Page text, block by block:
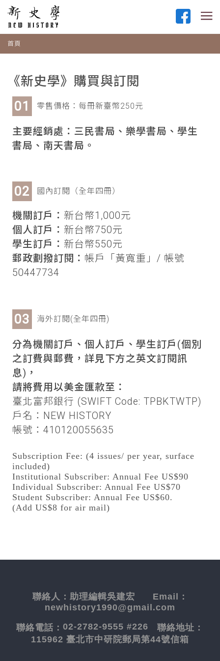
首頁
《新史學》購買與訂閱
零售價格：每冊新臺幣250元
主要經銷處：三民書局、樂學書局、學生
書局、南天書局。
國內訂閱（全年四冊）
機關訂戶： 新台幣1,000元
個人訂戶： 新台幣750元
學生訂戶： 新台幣550元
郵政劃撥訂閱： 帳戶「黃寬重」/ 帳號
50447734
海外訂閱(全年四冊)
分為機關訂戶、個人訂戶、學生訂戶(個別
之訂費與郵費，詳見下方之英文訂閱訊
息)，
請將費用以美金匯款至：
臺北富邦銀行 (SWIFT Code: TPBKTWTP)
戶名：NEW HISTORY
帳號：410120055635
Subscription Fee: (4 issues/ per year, surface
included)
Institutional Subscriber: Annual Fee US$90
Individual Subscriber: Annual Fee US$70
Student Subscriber: Annual Fee US$60.
(Add US$8 for air mail)
聯絡人： 助理編輯吳建宏 Email：
newhistory1990@gmail.com
聯絡電話： 02-2782-9555 #226 聯絡地址：
115962 臺北市中研院郵局第44號信箱